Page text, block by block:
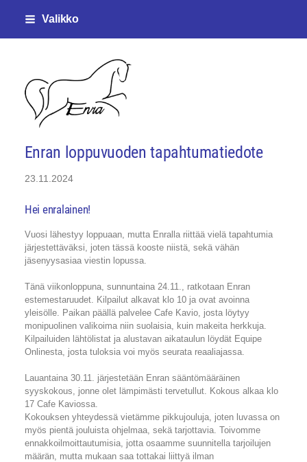
Siirry
sivun
sisältöön
Valikko
Enjalan ratsastajat ry
Enran loppuvuoden tapahtumatiedote
23.11.2024
Hei enralainen!
Vuosi lähestyy loppuaan, mutta Enralla riittää vielä tapahtumia
järjestettäväksi, joten tässä kooste niistä, sekä vähän
jäsenyysasiaa viestin lopussa.
Tänä viikonloppuna, sunnuntaina 24.11., ratkotaan Enran
estemestaruudet. Kilpailut alkavat klo 10 ja ovat avoinna
yleisölle. Paikan päällä palvelee Cafe Kavio, josta löytyy
monipuolinen valikoima niin suolaisia, kuin makeita herkkuja.
Kilpailuiden lähtölistat ja alustavan aikataulun löydät Equipe
Onlinesta, josta tuloksia voi myös seurata reaaliajassa.
Lauantaina 30.11. järjestetään Enran sääntömääräinen
syyskokous, jonne olet lämpimästi tervetullut. Kokous alkaa klo
17 Cafe Kaviossa.
Kokouksen yhteydessä vietämme pikkujouluja, joten luvassa on
myös pientä jouluista ohjelmaa, sekä tarjottavia. Toivomme
ennakkoilmoittautumisia, jotta osaamme suunnitella tarjoilujen
määrän, mutta mukaan saa tottakai liittyä ilman